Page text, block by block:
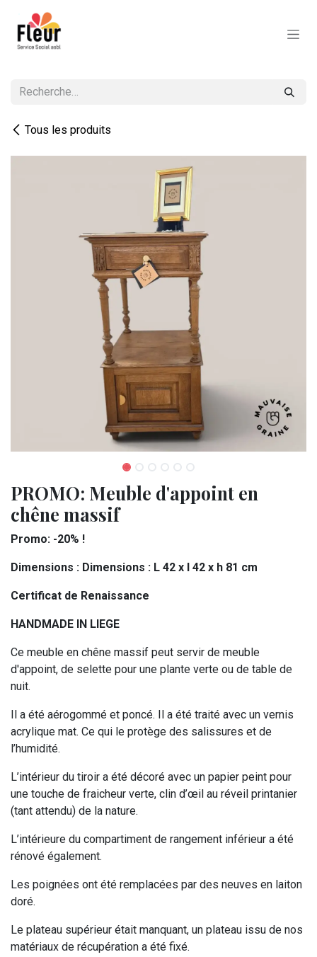
Tous les produits
PROMO: Meuble d'appoint en
chêne massif
Promo: -20% !
Dimensions : Dimensions : L 42 x l 42 x h 81 cm
Certificat de Renaissance
HANDMADE IN LIEGE
Ce meuble en chêne massif peut servir de meuble
d'appoint, de selette pour une plante verte ou de table de
nuit.
Il a été aérogommé et poncé. Il a été traité avec un vernis
acrylique mat. Ce qui le protège des salissures et de
l’humidité.
L’intérieur du tiroir a été décoré avec un papier peint pour
une touche de fraicheur verte, clin d’œil au réveil printanier
(tant attendu) de la nature.
L’intérieure du compartiment de rangement inférieur a été
rénové également.
Les poignées ont été remplacées par des neuves en laiton
doré.
Le plateau supérieur était manquant, un plateau issu de nos
matériaux de récupération a été fixé.